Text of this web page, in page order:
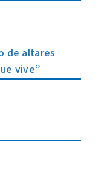
de altares
vive”